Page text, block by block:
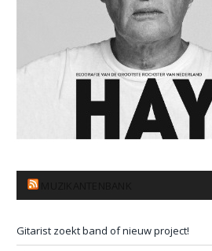
Gitarist zoekt band of nieuw project!